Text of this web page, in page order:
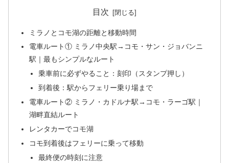
目次
ミラノとコモ湖の距離と移動時間
電車ルート① ミラノ中央駅→コモ・サン・ジョバンニ
駅｜最もシンプルなルート
乗車前に必ずやること：刻印（スタンプ押し）
到着後：駅からフェリー乗り場まで
電車ルート② ミラノ・カドルナ駅→コモ・ラーゴ駅｜
湖畔直結ルート
レンタカーでコモ湖
コモ到着後はフェリーに乗って移動
最終便の時刻に注意